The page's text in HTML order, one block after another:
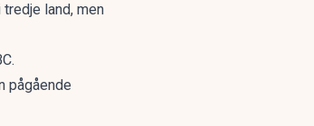
land, men
.
pågående